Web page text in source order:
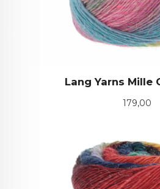
Lang Yarns Mille
Pris
179,00